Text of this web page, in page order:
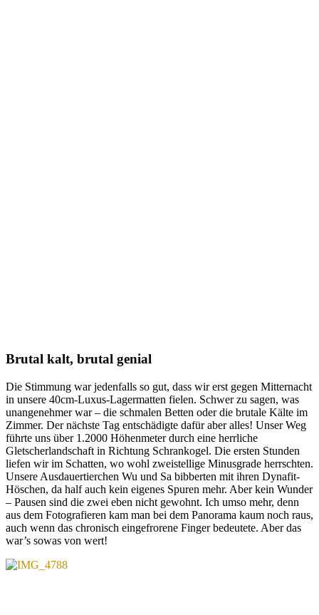
Brutal kalt, brutal genial
Die Stimmung war jedenfalls so gut, dass wir erst gegen Mitternacht
in unsere 40cm-Luxus-Lagermatten fielen. Schwer zu sagen, was
unangenehmer war – die schmalen Betten oder die brutale Kälte im
Zimmer. Der nächste Tag entschädigte dafür aber alles! Unser Weg
führte uns über 1.2000 Höhenmeter durch eine herrliche
Gletscherlandschaft in Richtung Schrankogel. Die ersten Stunden
liefen wir im Schatten, wo wohl zweistellige Minusgrade herrschten.
Unsere Ausdauertierchen Wu und Sa bibberten mit ihren Dynafit-
Höschen, da half auch kein eigenes Spuren mehr. Aber kein Wunder
– Pausen sind die zwei eben nicht gewohnt. Ich umso mehr, denn
aus dem Fotografieren kam man bei dem Panorama kaum noch raus,
auch wenn das chronisch eingefrorene Finger bedeutete. Aber das
war’s sowas von wert!